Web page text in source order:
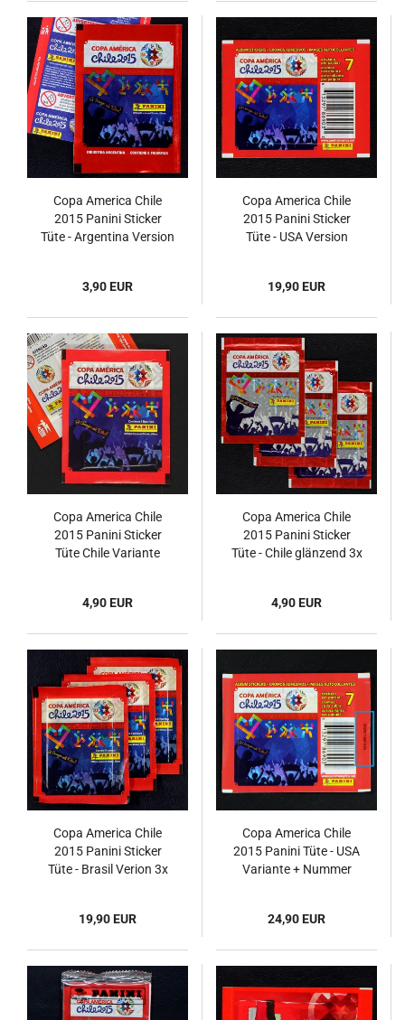
Copa America Chile
2015 Panini Sticker
Tüte - Argentina Version
3,90 EUR
Copa America Chile
2015 Panini Sticker
Tüte - USA Version
19,90 EUR
Copa America Chile
2015 Panini Sticker
Tüte Chile Variante
4,90 EUR
Copa America Chile
2015 Panini Sticker
Tüte - Chile glänzend 3x
4,90 EUR
Copa America Chile
2015 Panini Sticker
Tüte - Brasil Verion 3x
19,90 EUR
Copa America Chile
2015 Panini Tüte - USA
Variante + Nummer
24,90 EUR